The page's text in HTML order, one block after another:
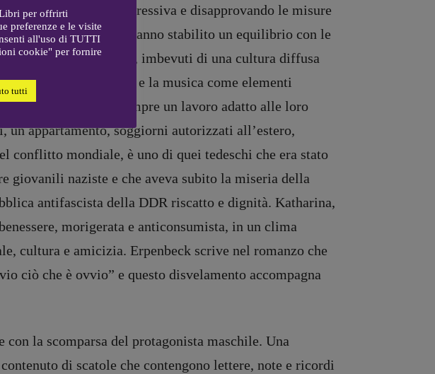
e
97943720157 –Privacy
non piena libertà espressiva e disapprovando le misure
colleghi dissidenti, hanno stabilito un equilibrio con le
colti, sinceri, imbevuti di una cultura diffusa
il teatro, la poesia e la musica come elementi
Per questo hanno sempre un lavoro adatto alle loro
un appartamento, soggiorni autorizzati all’estero,
conflitto mondiale, è uno di quei tedeschi che era stato
giovanili naziste e che aveva subito la miseria della
antifascista della DDR riscatto e dignità. Katharina,
morigerata e anticonsumista, in un clima
cultura e amicizia. Erpenbeck scrive nel romanzo che
ciò che è ovvio” e questo disvelamento accompagna
con la scomparsa del protagonista maschile. Una
di scatole che contengono lettere, note e ricordi
per offrirti
preferenze e le visite
all'uso di TUTTI
cookie" per fornire
tutti